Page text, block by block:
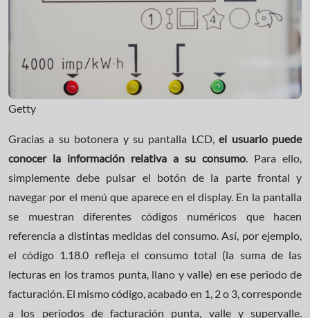
Getty
Gracias a su botonera y su pantalla LCD,el usuario puede
conocer la información relativa a su consumo. Para ello,
simplemente debe pulsar el botón de la parte frontal y
navegar por el menú que aparece en el display. En la pantalla
se muestran diferentes códigos numéricos que hacen
referencia a distintas medidas del consumo. Así, por ejemplo,
el código 1.18.0 refleja el consumo total (la suma de las
lecturas en los tramos punta, llano y valle) en ese periodo de
facturación. El mismo código, acabado en 1, 2 o 3, corresponde
a los periodos de facturación punta, valle y supervalle.